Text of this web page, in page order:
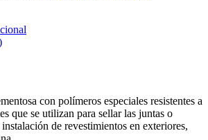
con polímeros especiales resistentes a
que se utilizan para sellar las juntas o
de revestimientos en exteriores,